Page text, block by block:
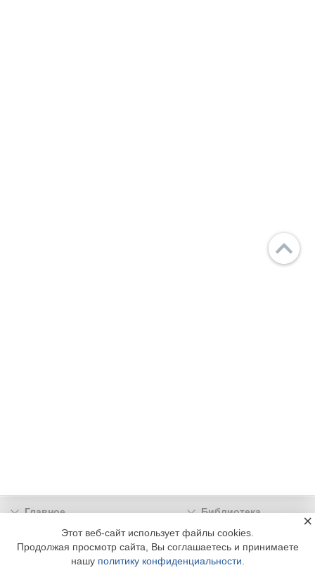
Главное
Библиотека
Подписка
Реклама
Информация
Этот веб-сайт использует файлы cookies.
Продолжая просмотр сайта, Вы соглашаетесь и принимаете
нашу политику конфиденциальности
×